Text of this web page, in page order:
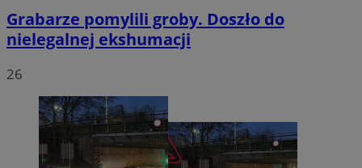
Grabarze pomylili groby. Doszło do
nielegalnej ekshumacji
26